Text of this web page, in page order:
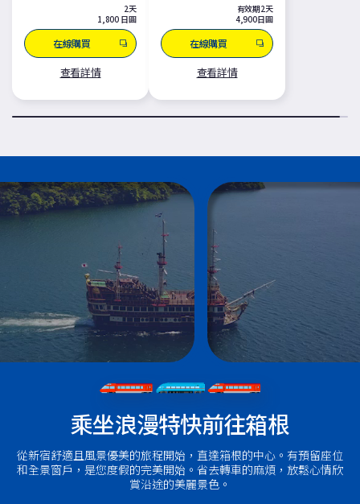
2天
1,800 日圓
在線購買
查看詳情
有效期2天
4,900日圓
在線購買
查看詳情
乘坐浪漫特快前往箱根
從新宿舒適且風景優美的旅程開始，直達箱根的中心。有預留座位
和全景窗戶，是您度假的完美開始。省去轉車的麻煩，放鬆心情欣
賞沿途的美麗景色。